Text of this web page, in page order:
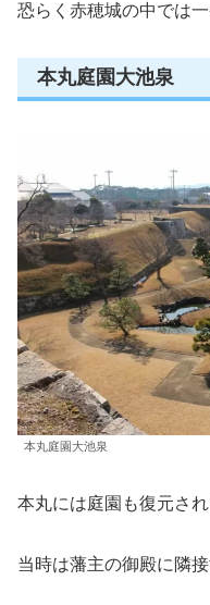
恐らく赤穂城の中では
本丸庭園大池泉
本丸庭園大池泉
本丸には庭園も復元され
当時は藩主の御殿に隣